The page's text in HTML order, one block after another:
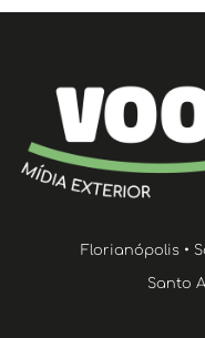
Florianópolis •
Santo